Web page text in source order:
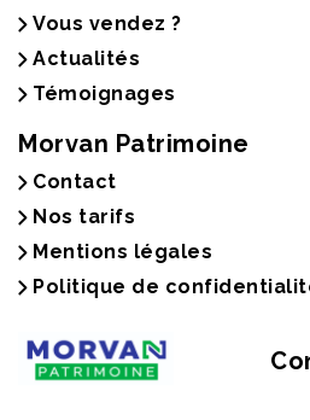
Vous vendez ?
Actualités
Témoignages
Morvan Patrimoine
Contact
Nos tarifs
Mentions légales
Politique de